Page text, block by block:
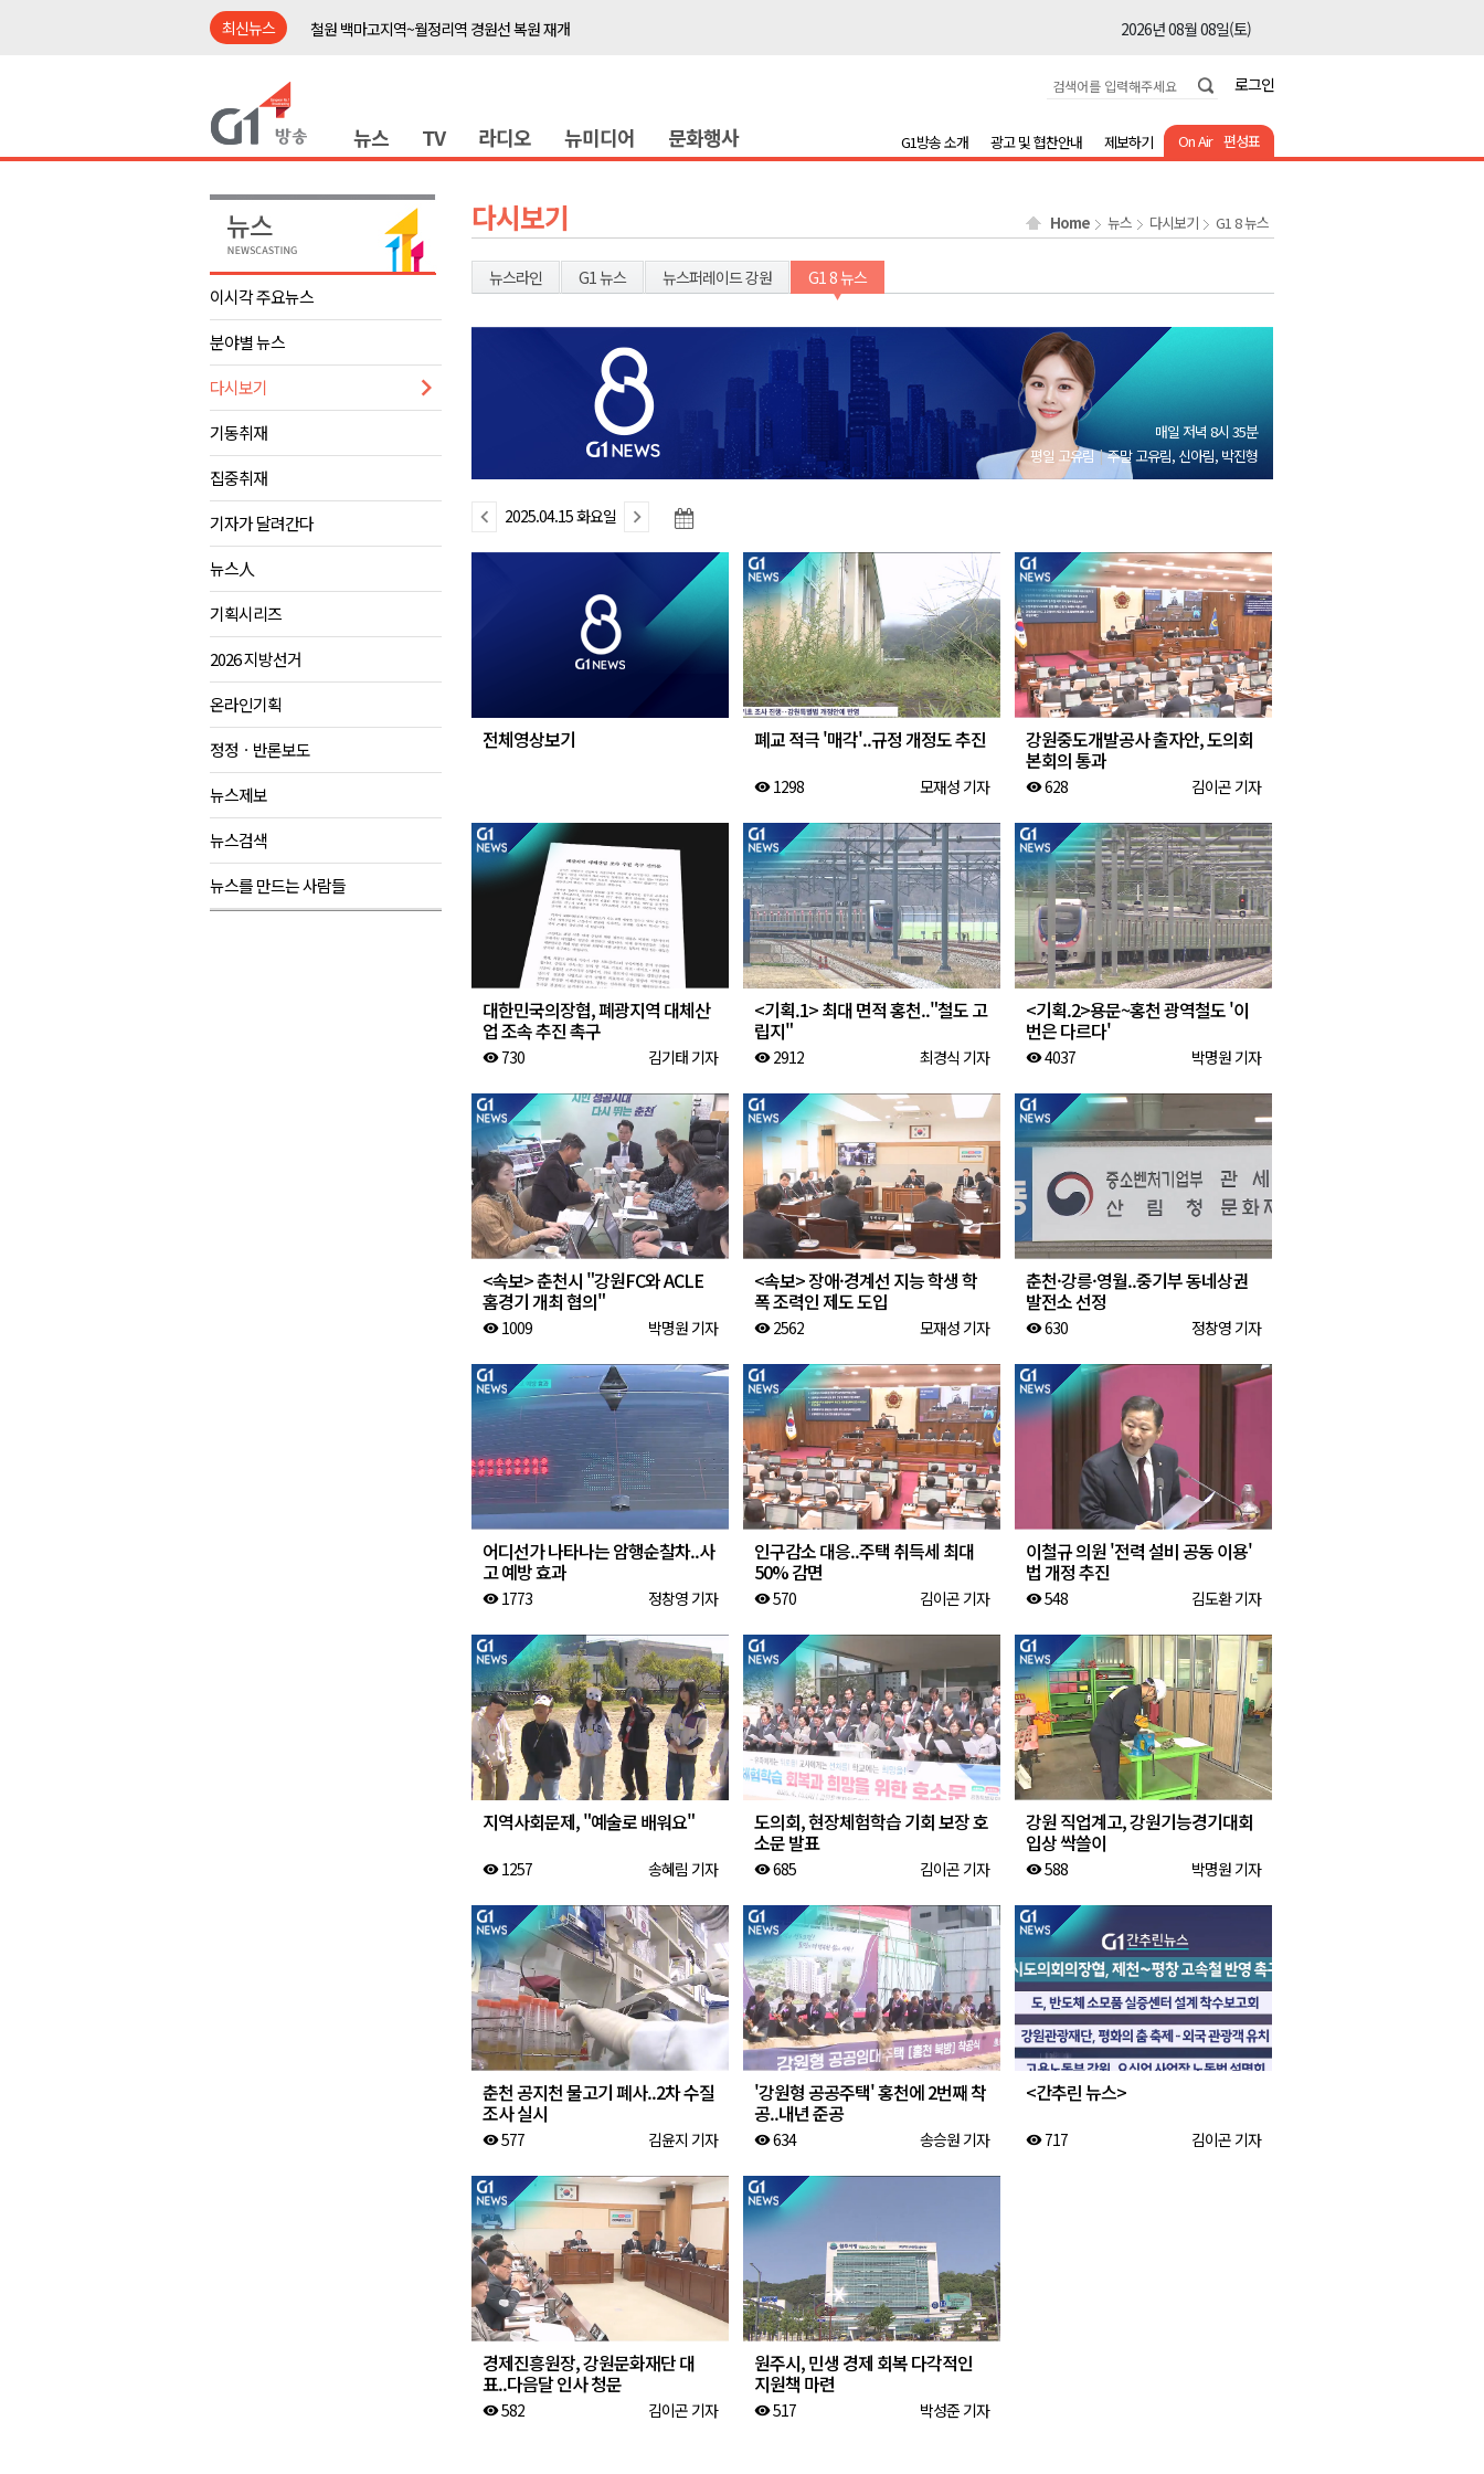
최신뉴스
철원 백마고지역~월정리역 경원선 복원 재개
2026년 08월 08일(토)
2026년 08월 08일(토)
영월군, 14~15일 서부시장 야시장 운영
2026년 08월 08일(토)
강원개발공사, 공기업 평가 2년 연속 '다'등급
도-시군 첫 간담회..우상호 "하나된 공동체"
2026년 08월 07일(금)
이 대통령, 사북·납북귀환어부 국가폭력 사과
2026년 08월 08일(토)
철원 백마고지역~월정리역 경원선 복원 재개
2026년 08월 08일(토)
어젯밤 원주 아파트 정전..천 백여세대 불편
2026년 08월 08일(토)
춘천시립 '장애아동전담어린이집' 개원
2026년 08월 08일(토)
양양군, 21일까지 '초등학생 틈새 돌봄' 시행
강원개발공사, 공기업 평가 2년 연속 '다'등급
2026년 08월 08일(토)
도-시군 첫 간담회..우상호 "하나된 공동체"
2026년 08월 07일(금)
2026년 08월 07일(금)
로그인
뉴스 TV 라디오 뉴미디어 문화행사 On Air 편성표
G1방송 소개 광고 및 협찬안내 제보하기
이시각 주요뉴스
분야별 뉴스
다시보기
기동취재
집중취재
기자가 달려간다
뉴스人
기획시리즈
2026 지방선거
온라인기획
정정ㆍ반론보도
뉴스제보
뉴스검색
뉴스를 만드는 사람들
다시보기 Home 뉴스 다시보기 G1 8 뉴스
뉴스라인 G1 뉴스 뉴스퍼레이드 강원 G1 8 뉴스
매일 저녁 8시 35분
평일 고유림
주말 고유림, 신아림, 박진형
이
2025.04.15 화요일
전체영상보기 폐교 적극 '매각'..규정 개정도 추진
visibility 1298 모재성 기자
강원중도개발공사 출자안, 도의회
본회의 통과
visibility628 김이곤 기자
대한민국의장협, 폐광지역 대체산
업 조속 추진 촉구
visibility 730 김기태 기자
<기획.1> 최대 면적 홍천.."철도 고
립지"
visibility 2912 최경식 기자
<기획.2>용문~홍천 광역철도 '이
번은 다르다'
visibility4037 박명원 기자
<속보> 춘천시 "강원FC와 ACLE
홈경기 개최 협의"
visibility 1009 박명원 기자
<속보> 장애·경계선 지능 학생 학
폭 조력인 제도 도입
visibility 2562 모재성 기자
춘천·강릉·영월..중기부 동네상권
발전소 선정
visibility630 정창영 기자
어디선가 나타나는 암행순찰차..사
고 예방 효과
visibility 1773 정창영 기자
인구감소 대응..주택 취득세 최대
50% 감면
visibility570 김이곤 기자
이철규 의원 '전력 설비 공동 이용'
법 개정 추진
visibility548 김도환 기자
지역사회문제, "예술로 배워요"
visibility 1257 송혜림 기자
도의회, 현장체험학습 기회 보장 호
소문 발표
visibility685 김이곤 기자
강원 직업계고, 강원기능경기대회
입상 싹쓸이
visibility588 박명원 기자
춘천 공지천 물고기 폐사..2차 수질
조사 실시
visibility577 김윤지 기자
'강원형 공공주택' 홍천에 2번째 착
공..내년 준공
visibility634 송승원 기자
<간추린 뉴스>
visibility 717 김이곤 기자
경제진흥원장, 강원문화재단 대
표..다음달 인사 청문
visibility582 김이곤 기자
원주시, 민생 경제 회복 다각적인
지원책 마련
visibility517 박성준 기자